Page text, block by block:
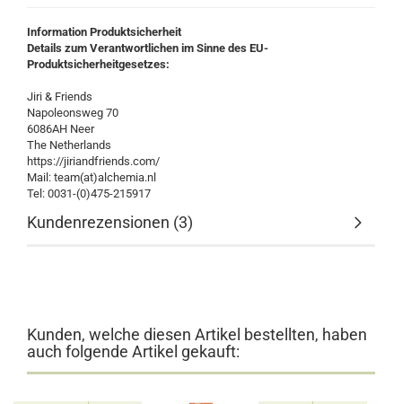
Information Produktsicherheit
Details zum Verantwortlichen im Sinne des EU-
Produktsicherheitgesetzes:
Jiri & Friends
Napoleonsweg 70
6086AH Neer
The Netherlands
https://jiriandfriends.com/
Mail: team(at)alchemia.nl
Tel: 0031-(0)475-215917
Kundenrezensionen (3)
Kunden, welche diesen Artikel bestellten, haben
auch folgende Artikel gekauft: